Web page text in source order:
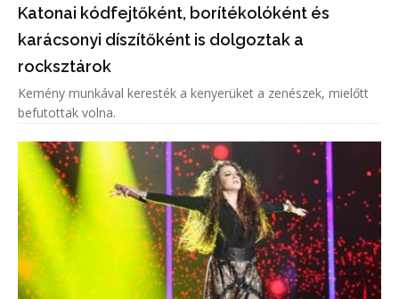
Katonai kódfejtőként, borítékolóként és
karácsonyi díszítőként is dolgoztak a
rocksztárok
Kemény munkával keresték a kenyerüket a zenészek, mielőtt
befutottak volna.